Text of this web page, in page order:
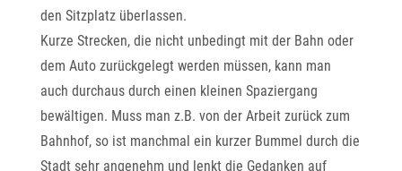
den Sitzplatz überlassen.
Kurze Strecken, die nicht unbedingt mit der Bahn oder
dem Auto zurückgelegt werden müssen, kann man
auch durchaus durch einen kleinen Spaziergang
bewältigen. Muss man z.B. von der Arbeit zurück zum
Bahnhof, so ist manchmal ein kurzer Bummel durch die
Stadt sehr angenehm und lenkt die Gedanken auf